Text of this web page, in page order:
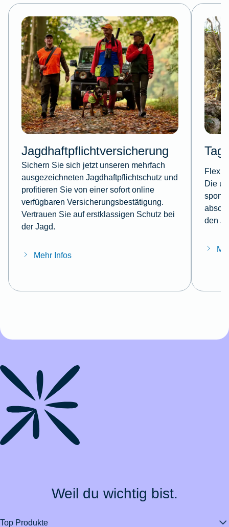
Jagdhaftpflichtversicherung
Sichern Sie sich jetzt unseren mehrfach
ausgezeichneten Jagdhaftpflichtschutz und
profitieren Sie von einer sofort online
verfügbaren Versicherungsbestätigung.
Vertrauen Sie auf erstklassigen Schutz bei
der Jagd.
Mehr Infos
Die
den
Weil du wichtig bist.
Top Produkte